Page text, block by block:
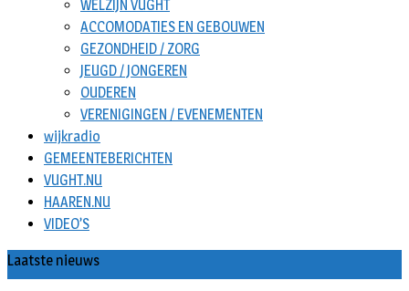
WELZIJN VUGHT
ACCOMODATIES EN GEBOUWEN
GEZONDHEID / ZORG
JEUGD / JONGEREN
OUDEREN
VERENIGINGEN / EVENEMENTEN
wijkradio
GEMEENTEBERICHTEN
VUGHT.NU
HAAREN.NU
VIDEO’S
Laatste nieuws